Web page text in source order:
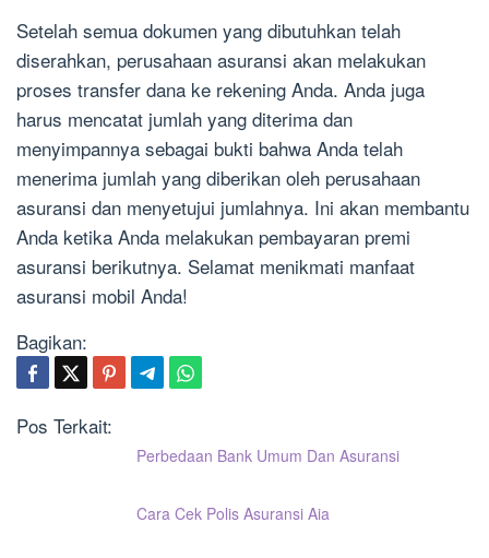
Setelah semua dokumen yang dibutuhkan telah
diserahkan, perusahaan asuransi akan melakukan
proses transfer dana ke rekening Anda. Anda juga
harus mencatat jumlah yang diterima dan
menyimpannya sebagai bukti bahwa Anda telah
menerima jumlah yang diberikan oleh perusahaan
asuransi dan menyetujui jumlahnya. Ini akan membantu
Anda ketika Anda melakukan pembayaran premi
asuransi berikutnya. Selamat menikmati manfaat
asuransi mobil Anda!
Bagikan:
Pos Terkait:
Perbedaan Bank Umum Dan Asuransi
Cara Cek Polis Asuransi Aia